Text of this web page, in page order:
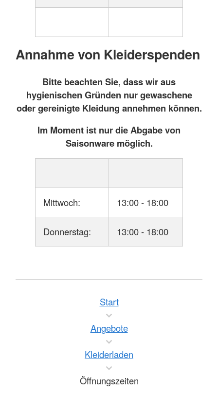
Annahme von Kleiderspenden
Bitte beachten Sie, dass wir aus
hygienischen Gründen nur gewaschene
oder gereinigte Kleidung annehmen können.
Im Moment ist nur die Abgabe von
Saisonware möglich.
Mittwoch: 13:00 - 18:00
Donnerstag: 13:00 - 18:00
Start
Angebote
Kleiderladen
Öffnungszeiten